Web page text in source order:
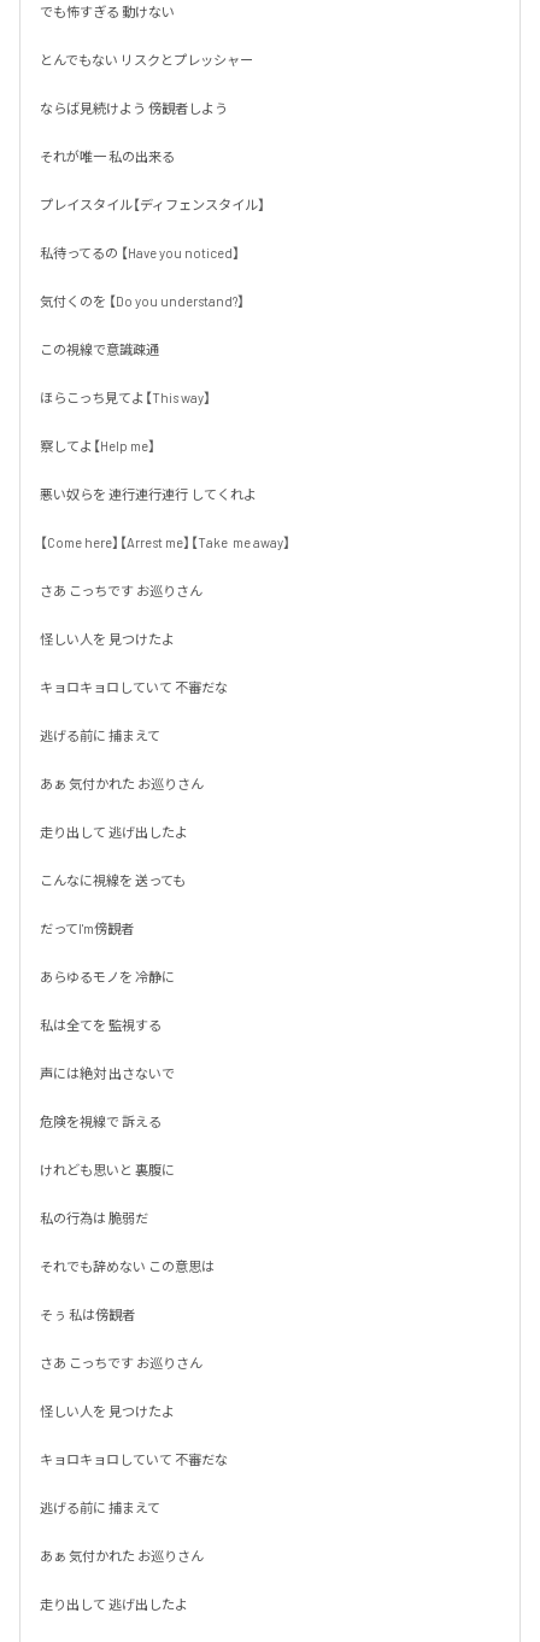
でも怖すぎる 動けない
とんでもない リスクとプレッシャー
ならば見続けよう 傍観者しよう
それが唯一 私の出来る
プレイスタイル【ディフェンスタイル】
私待ってるの 【Have you noticed】
気付くのを 【Do you understand?】
この視線で意識疎通
ほらこっち見てよ【This way】
察してよ【Help me】
悪い奴らを 連行連行連行 してくれよ
【Come here】【Arrest me】【Take  me away】
さあ こっちです お巡りさん
怪しい人を 見つけたよ
キョロキョロしていて 不審だな
逃げる前に 捕まえて
あぁ 気付かれた お巡りさん
走り出して 逃げ出したよ
こんなに視線を 送っても
だってI'm傍観者
あらゆるモノを 冷静に
私は全てを 監視する
声には絶対 出さないで
危険を視線で 訴える
けれども思いと 裏腹に
私の行為は 脆弱だ
それでも辞めない この意思は
そぅ 私は傍観者
さあ こっちです お巡りさん
怪しい人を 見つけたよ
キョロキョロしていて 不審だな
逃げる前に 捕まえて
あぁ 気付かれた お巡りさん
走り出して 逃げ出したよ